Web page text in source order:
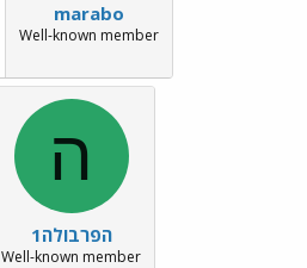
marabo
Well-known member
ה
הפרבולה1
Well-known member